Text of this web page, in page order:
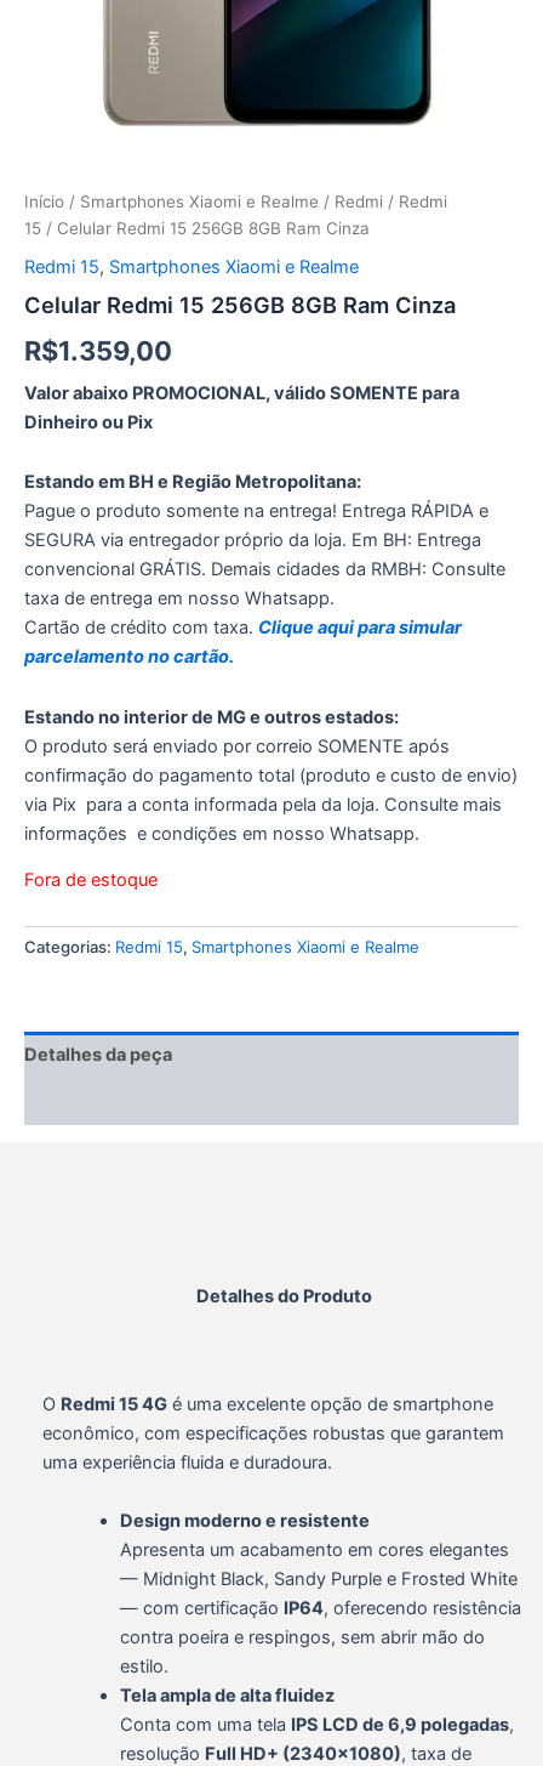
Início / Smartphones Xiaomi e Realme / Redmi / Redmi
15 / Celular Redmi 15 256GB 8GB Ram Cinza
Redmi 15, Smartphones Xiaomi e Realme
Celular Redmi 15 256GB 8GB Ram Cinza
R$1.359,00
Valor abaixo PROMOCIONAL, válido SOMENTE para
Dinheiro ou Pix
Estando em BH e Região Metropolitana:
Pague o produto somente na entrega! Entrega RÁPIDA e
SEGURA via entregador próprio da loja. Em BH: Entrega
convencional GRÁTIS. Demais cidades da RMBH: Consulte
taxa de entrega em nosso Whatsapp.
Cartão de crédito com taxa. Clique aqui para simular
parcelamento no cartão.
Estando no interior de MG e outros estados:
O produto será enviado por correio SOMENTE após
confirmação do pagamento total (produto e custo de envio)
via Pix para a conta informada pela da loja. Consulte mais
informações e condições em nosso Whatsapp.
Fora de estoque
Categorias: Redmi 15, Smartphones Xiaomi e Realme
Detalhes da peça
Detalhes do Produto
O Redmi 15 4G é uma excelente opção de smartphone
econômico, com especificações robustas que garantem
uma experiência fluida e duradoura.
Design moderno e resistente
Apresenta um acabamento em cores elegantes
— Midnight Black, Sandy Purple e Frosted White
— com certificação IP64, oferecendo resistência
contra poeira e respingos, sem abrir mão do
estilo.
Tela ampla de alta fluidez
Conta com uma tela IPS LCD de 6,9 polegadas,
resolução Full HD+ (2340×1080), taxa de